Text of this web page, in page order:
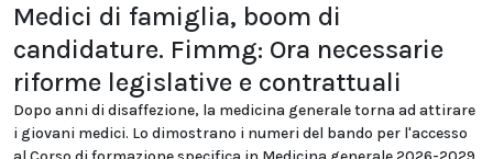
Medici di famiglia, boom di
candidature. Fimmg: Ora necessarie
riforme legislative e contrattuali
Dopo anni di disaffezione, la medicina generale torna ad attirare
i giovani medici. Lo dimostrano i numeri del bando per l'accesso